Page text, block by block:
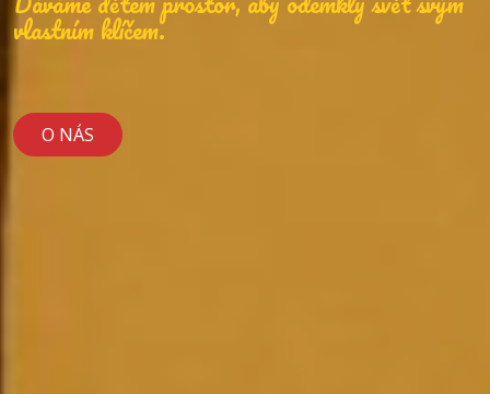
vlastním klíčem.
O NÁS